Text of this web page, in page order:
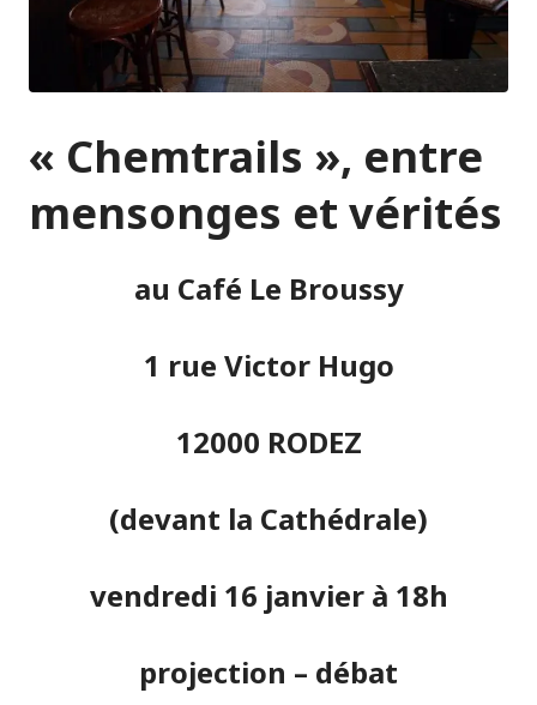
« Chemtrails », entre
mensonges et vérités
au Café Le Broussy
1 rue Victor Hugo
12000 RODEZ
(devant la Cathédrale)
vendredi 16 janvier à 18h
projection – débat